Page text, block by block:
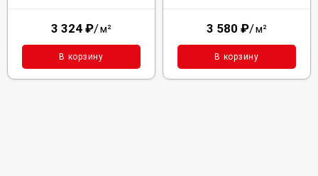
3 324 ₽/м²
В корзину
3 580 ₽/м²
В корзину